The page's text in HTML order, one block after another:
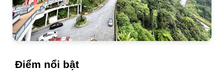
Điểm nổi bật